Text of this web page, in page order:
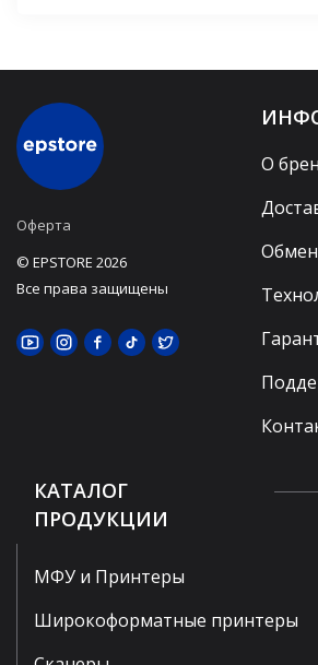
Оферта
© EPSTORE 2026
Все права защищены
О
КАТАЛОГ
ПРОДУКЦИИ
МФУ и Принтеры
Широкоформатные принтеры